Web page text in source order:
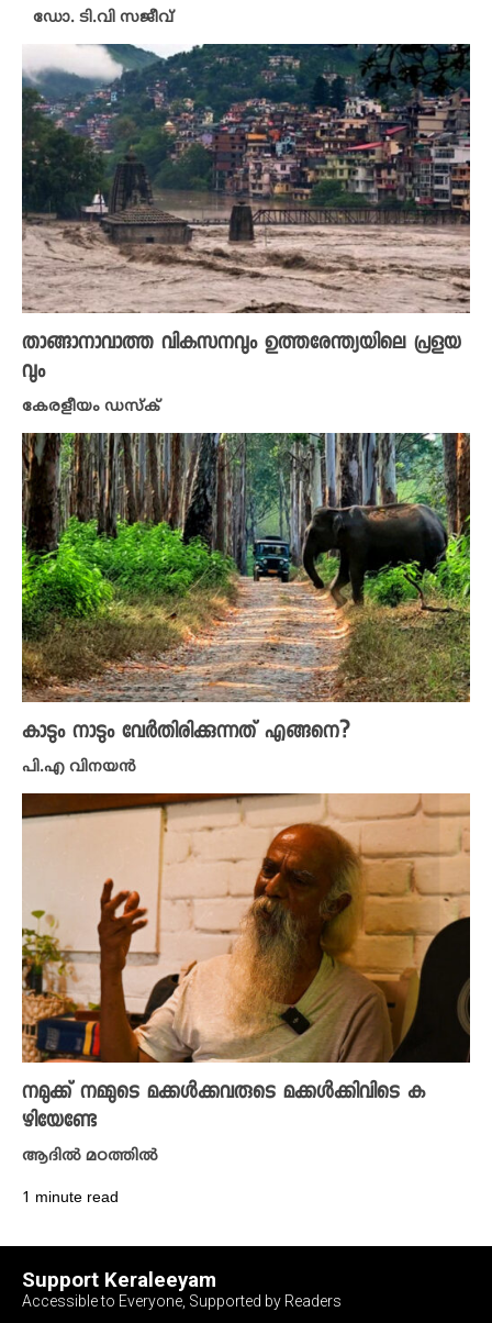
ഡോ. ടി.വി സജീവ്
താങ്ങാനാവാത്ത വികസനവും ഉത്തരേന്ത്യയിലെ പ്രളയ
വും
കേരളീയം ഡസ്ക്
കാടും നാടും വേർതിരിക്കുന്നത് എങ്ങനെ?
പി.എ വിനയന്‍
നമുക്ക് നമ്മുടെ മക്കൾക്കവരുടെ മക്കൾക്കിവിടെ ക
ഴിയേണ്ടേ
ആദിൽ മഠത്തിൽ
1 minute read
Support Keraleeyam
Accessible to Everyone, Supported by Readers